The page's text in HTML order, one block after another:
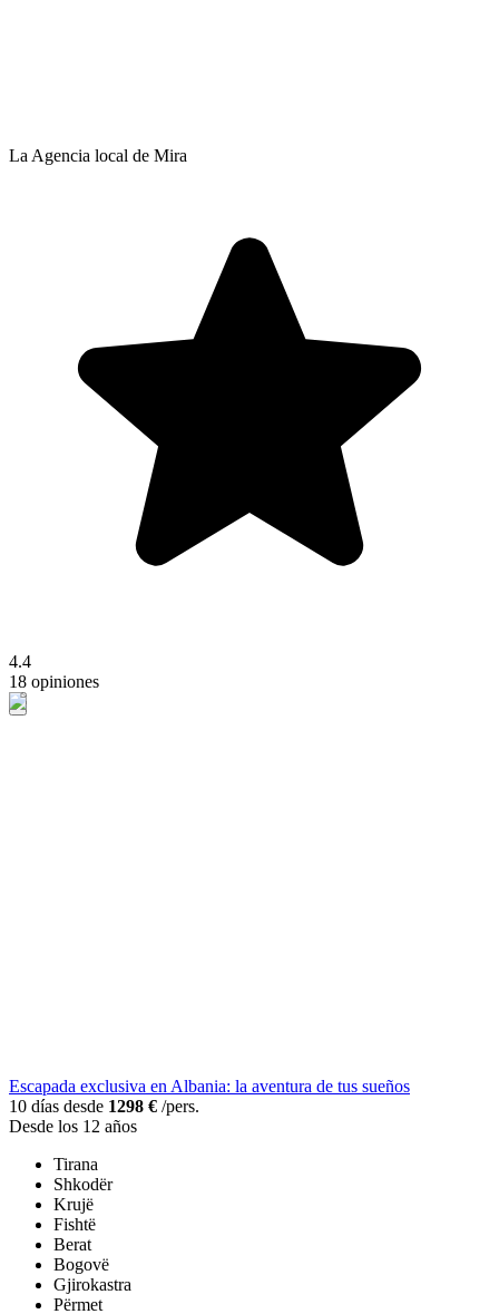
La Agencia local de Mira
4.4
18 opiniones
Escapada exclusiva en Albania: la aventura de tus sueños
10 días desde 1298 € /pers.
Desde los 12 años
Tirana
Shkodër
Krujë
Fishtë
Berat
Bogovë
Gjirokastra
Përmet